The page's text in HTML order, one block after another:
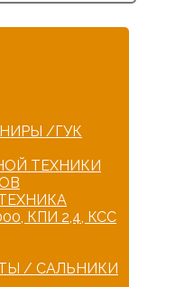
/ГУК
ТЕХНИКИ
КПИ 2,4, КСС
/ САЛЬНИКИ